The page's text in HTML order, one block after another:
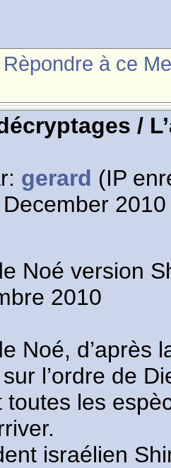
Rèpondre à ce
/
gerard (IP
Noé version
2010
Noé,
l’ordre de
toutes les
israélien